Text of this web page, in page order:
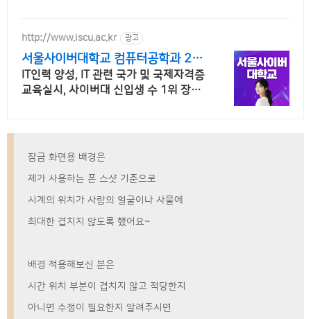
http://www.iscu.ac.kr 광고
서울사이버대학교 컴퓨터공학과 20
26 가을학기 신편입생
IT인력 양성, IT 관련 국가 및 국제자격증
교육실시, 사이버대 신입생 수 1위 장학
잠금 화면용 배경은
제가 사용하는 폰 스샷 기준으로
시계의 위치가 사람의 얼굴이나 사물에
최대한 겹치지 않도록 했어요~
배경 적용해보신 분은
시간 위치 부분이 겹치지 않고 적당한지
아니면 수정이 필요한지 알려주시면